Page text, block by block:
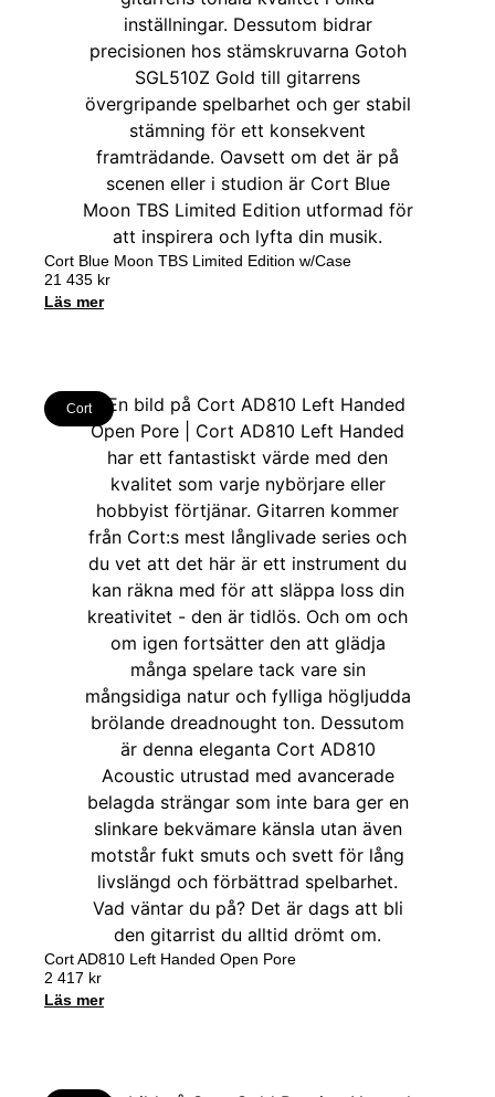
Cort Blue Moon TBS Limited Edition w/Case
21 435 kr
Läs mer
Cort
Cort AD810 Left Handed Open Pore
2 417 kr
Läs mer